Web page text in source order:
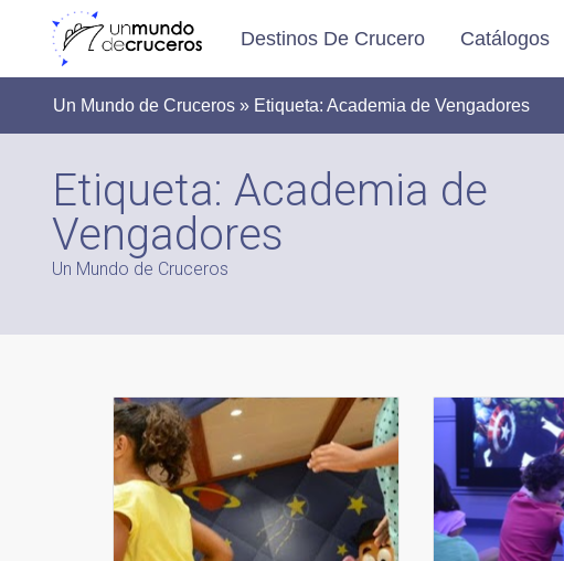
Destinos De Crucero Catálogos
Un Mundo de Cruceros » Etiqueta: Academia de Vengadores
Etiqueta: Academia de
Vengadores
Un Mundo de Cruceros